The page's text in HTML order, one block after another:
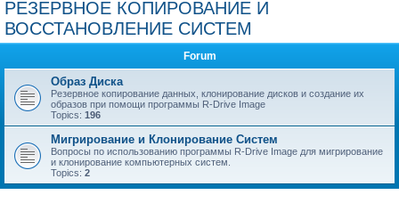
РЕЗЕРВНОЕ КОПИРОВАНИЕ И
ВОССТАНОВЛЕНИЕ СИСТЕМ
Forum
Образ Диска
Резервное копирование данных, клонирование дисков и создание их
образов при помощи программы R-Drive Image
Topics: 196
Мигрирование и Клонирование Систем
Вопросы по использованию программы R-Drive Image для мигрирование
и клонирование компьютерных систем.
Topics: 2